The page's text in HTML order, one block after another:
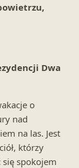
Dwa
o
nad
na las. Jest
którzy
się spokojem